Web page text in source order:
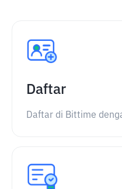
Daftar
Daftar di Bittime